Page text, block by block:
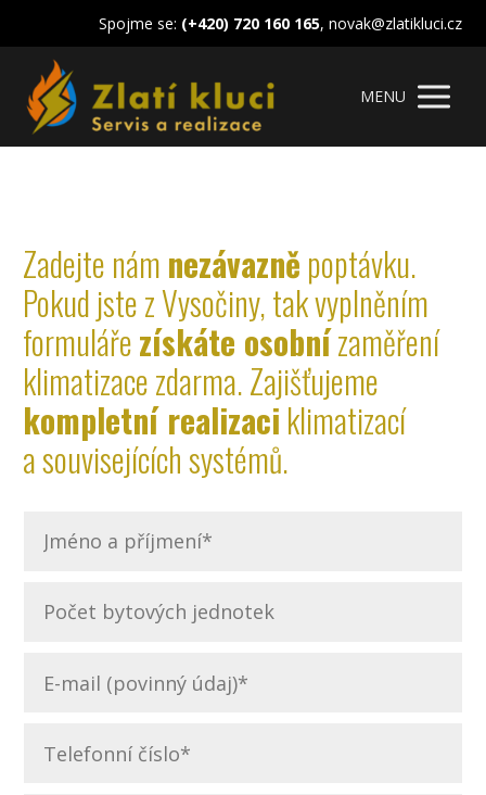
Spojme se: (+420) 720 160 165, novak@zlatikluci.cz
MENU
Zadejte nám nezávazně poptávku.
Pokud jste z Vysočiny, tak vyplněním
formulářezískáte osobnízaměření
klimatizace zdarma. Zajišťujeme
kompletní realizaci klimatizací
a souvisejících systémů.